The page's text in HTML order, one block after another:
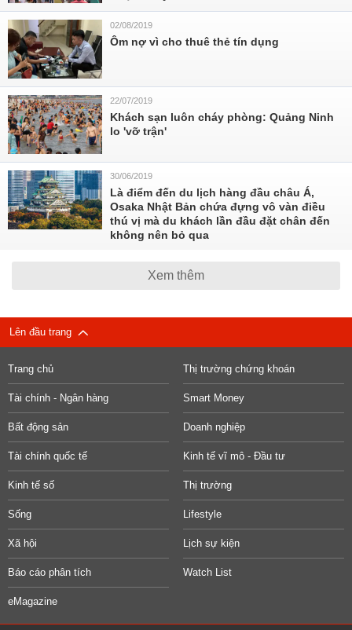
02/08/2019
Ôm nợ vì cho thuê thẻ tín dụng
22/07/2019
Khách sạn luôn cháy phòng: Quảng Ninh
lo 'vỡ trận'
30/06/2019
Là điểm đến du lịch hàng đầu châu Á,
Osaka Nhật Bản chứa đựng vô vàn điều
thú vị mà du khách lần đầu đặt chân đến
không nên bỏ qua
Xem thêm
Lên đầu trang
Trang chủ Thị trường chứng khoán
Tài chính - Ngân hàng Smart Money
Bất động sản Doanh nghiệp
Tài chính quốc tế Kinh tế vĩ mô - Đầu tư
Kinh tế số Thị trường
Sống Lifestyle
Xã hội Lịch sự kiện
Báo cáo phân tích Watch List
eMagazine